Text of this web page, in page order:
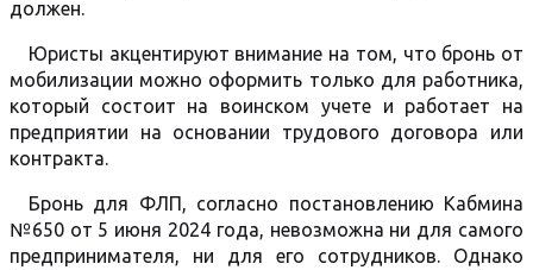
должен.
Юристы акцентируют внимание на том, что бронь от
мобилизации можно оформить только для работника,
который состоит на воинском учете и работает на
предприятии на основании трудового договора или
контракта.
Бронь для ФЛП, согласно постановлению Кабмина
№650 от 5 июня 2024 года, невозможна ни для самого
предпринимателя, ни для его сотрудников. Однако